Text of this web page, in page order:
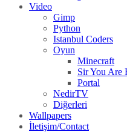
Video
Gimp
Python
Istanbul Coders
Oyun
Minecraft
Sir You Are
Portal
NedirTV
Diğerleri
Wallpapers
İletişim/Contact